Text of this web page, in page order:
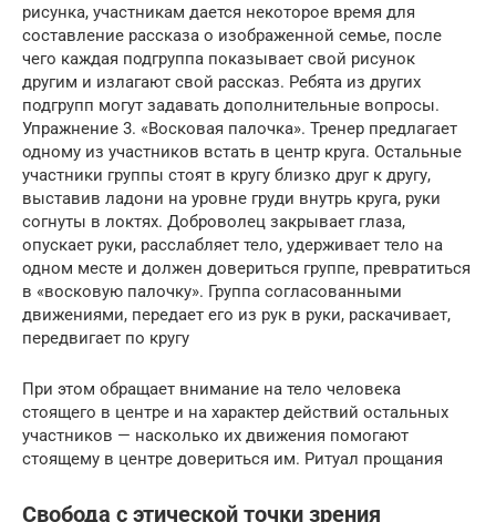
рисунка, участникам дается некоторое время для
составление рассказа о изображенной семье, после
чего каждая подгруппа показывает свой рисунок
другим и излагают свой рассказ. Ребята из других
подгрупп могут задавать дополнительные вопросы.
Упражнение 3. «Восковая палочка». Тренер предлагает
одному из участников встать в центр круга. Остальные
участники группы стоят в кругу близко друг к другу,
выставив ладони на уровне груди внутрь круга, руки
согнуты в локтях. Доброволец закрывает глаза,
опускает руки, расслабляет тело, удерживает тело на
одном месте и должен довериться группе, превратиться
в «восковую палочку». Группа согласованными
движениями, передает его из рук в руки, раскачивает,
передвигает по кругу
При этом обращает внимание на тело человека
стоящего в центре и на характер действий остальных
участников — насколько их движения помогают
стоящему в центре довериться им. Ритуал прощания
Свобода с этической точки зрения